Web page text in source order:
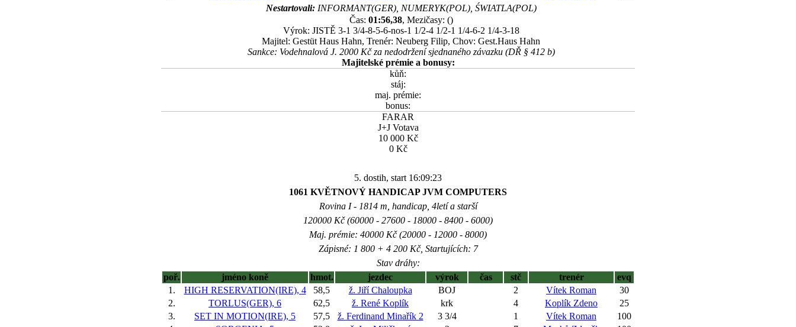
Nestartovali:INFORMANT(GER), NUMERYK(POL), ŚWIATLA(POL)
Čas: 01:56,38, Mezičasy: ()
Výrok: JISTĚ 3-1 3/4-8-5-6-nos-1 1/2-4 1/2-1 1/4-6-2 1/4-3-18
Majitel: Gestüt Haus Hahn, Trenér: Neuberg Filip, Chov: Gest.Haus Hahn
Sankce: Vodehnalová J. 2000 Kč za nedodržení sjednaného závazku (DŘ § 412 b)
Majitelské prémie a bonusy:
kůň:
stáj:
maj. prémie:
bonus:
FARAR
J+J Votava
10 000 Kč
0 Kč
5. dostih, start 16:09:23
1061 KVĚTNOVÝ HANDICAP JVM COMPUTERS
Rovina I - 1814 m, handicap, 4letí a starší
120000 Kč (60000 - 27600 - 18000 - 8400 - 6000)
Maj. prémie: 40000 Kč (20000 - 12000 - 8000)
Zápisné: 1 800 + 4 200 Kč, Startujících: 7
Stav dráhy:
poř.
jméno koně hmot. jezdec výrok čas stč trenér
evq
1.
HIGH RESERVATION(IRE), 4 58,5 ž. Jiří Chaloupka BOJ 2 Vítek Roman
30
2.
TORLUS(GER), 6 62,5 ž. René Koplík krk 4 Koplík Zdeno
25
3.
SET IN MOTION(IRE), 5 57,5 ž. Ferdinand Minařík 2 3 3/4 1 Vítek Roman
100